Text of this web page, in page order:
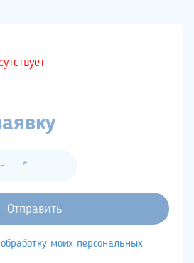
обработку моих персональных